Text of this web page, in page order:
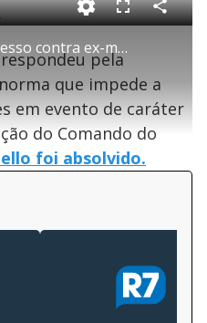
Exército abre processo contra ex-ministro Pazuello por participação em ato político
F
l
e
e
C
o
i
l
h
a
pela
que impede a
em evento de caráter
do Comando do
foi absolvido.